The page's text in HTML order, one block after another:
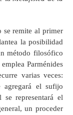
se remite al primer
la posibilidad
método filosófico
emplea Parménides
varias veces:
agregará el sufijo
representará el
un proceder